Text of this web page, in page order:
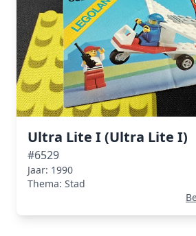
Ultra Lite I (Ultra Lite I)
#6529
Jaar: 1990
Thema: Stad